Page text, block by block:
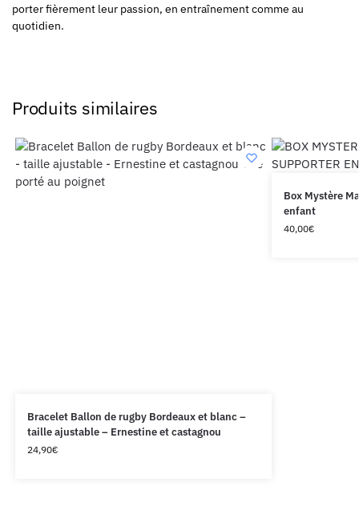
porter fièrement leur passion, en entraînement comme au
quotidien.
Produits similaires
Bracelet Ballon de rugby Bordeaux et blanc –
taille ajustable – Ernestine et castagnou
24,90€
Box Mystère
enfant
40,00€